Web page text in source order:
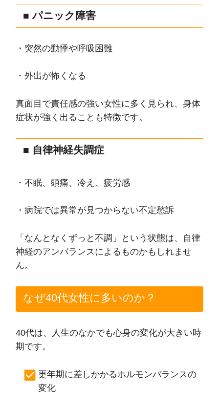
■ パニック障害
・突然の動悸や呼吸困難
・外出が怖くなる
真面目で責任感の強い女性に多く見られ、身体
症状が強く出ることも特徴です。
■ 自律神経失調症
・不眠、頭痛、冷え、疲労感
・病院では異常が見つからない不定愁訴
「なんとなくずっと不調」という状態は、自律
神経のアンバランスによるものかもしれませ
ん。
なぜ40代女性に多いのか？
40代は、人生のなかでも心身の変化が大きい時
期です。
更年期に差しかかるホルモンバランスの
変化